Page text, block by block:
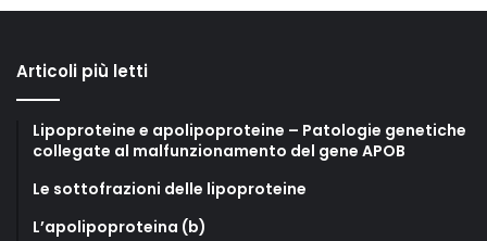
Articoli più letti
Lipoproteine e apolipoproteine – Patologie genetiche
collegate al malfunzionamento del gene APOB
Le sottofrazioni delle lipoproteine
L’apolipoproteina (b)